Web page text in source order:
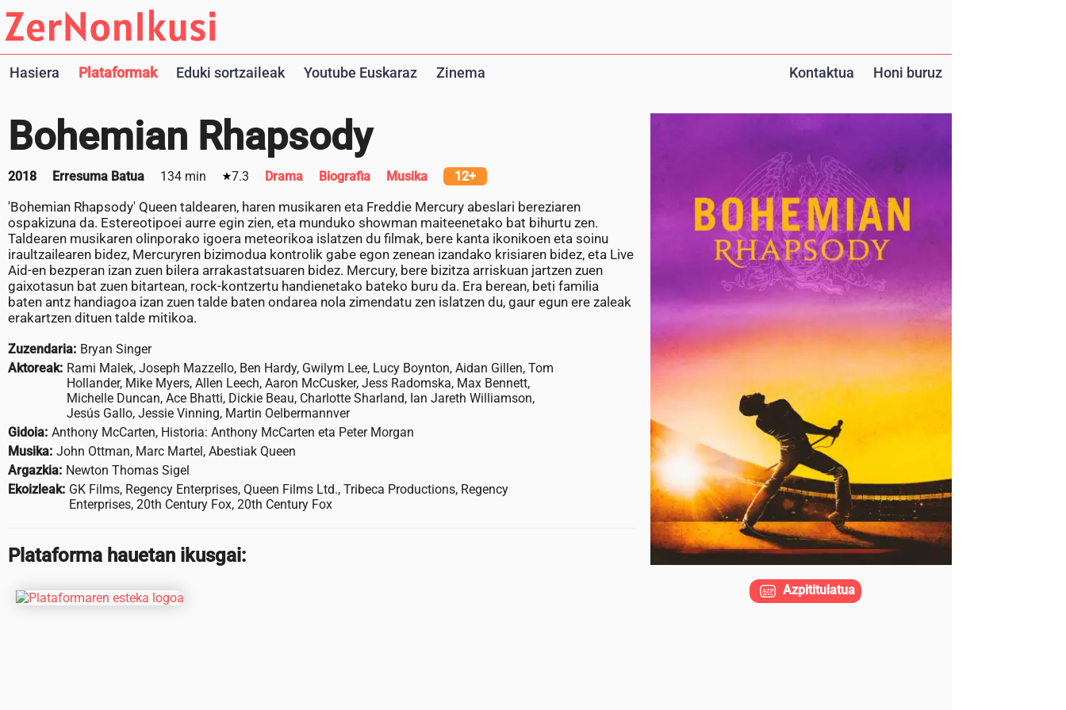
Hasiera Plataformak Eduki sortzaileak Youtube Euskaraz Zinema Kontaktua Honi buruz
Bohemian Rhapsody
2018 Erresuma Batua 134 min 7.3 Drama Biografia Musika 12+
'Bohemian Rhapsody' Queen taldearen, haren musikaren eta Freddie Mercury abeslari bereziaren
ospakizuna da. Estereotipoei aurre egin zien, eta munduko showman maiteenetako bat bihurtu zen.
Taldearen musikaren olinporako igoera meteorikoa islatzen du filmak, bere kanta ikonikoen eta soinu
iraultzailearen bidez, Mercuryren bizimodua kontrolik gabe egon zenean izandako krisiaren bidez, eta Live
Aid-en bezperan izan zuen bilera arrakastatsuaren bidez. Mercury, bere bizitza arriskuan jartzen zuen
gaixotasun bat zuen bitartean, rock-kontzertu handienetako bateko buru da. Era berean, beti familia
baten antz handiagoa izan zuen talde baten ondarea nola zimendatu zen islatzen du, gaur egun ere zaleak
erakartzen dituen talde mitikoa.
Zuzendaria: Bryan Singer
Aktoreak: Rami Malek, Joseph Mazzello, Ben Hardy, Gwilym Lee, Lucy Boynton, Aidan Gillen, Tom
Hollander, Mike Myers, Allen Leech, Aaron McCusker, Jess Radomska, Max Bennett,
Michelle Duncan, Ace Bhatti, Dickie Beau, Charlotte Sharland, Ian Jareth Williamson,
Jesús Gallo, Jessie Vinning, Martin Oelbermannver
Gidoia: Anthony McCarten, Historia: Anthony McCarten eta Peter Morgan
Musika: John Ottman, Marc Martel, Abestiak Queen
Argazkia: Newton Thomas Sigel
Ekoizleak: GK Films, Regency Enterprises, Queen Films Ltd., Tribeca Productions, Regency
Enterprises, 20th Century Fox, 20th Century Fox
Plataforma hauetan ikusgai:
Azpititulatua